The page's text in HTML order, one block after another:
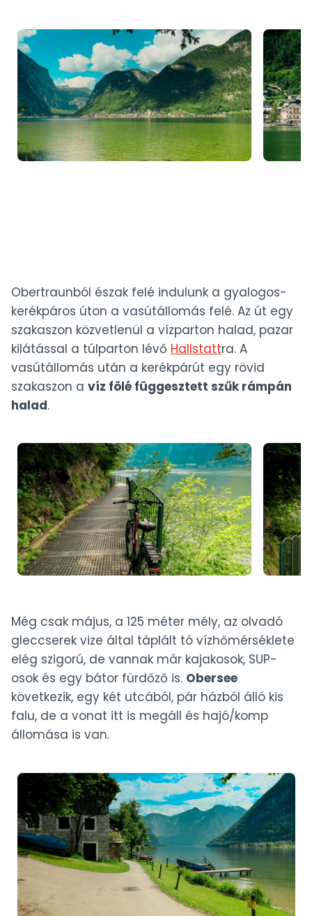
Obertraunból észak felé indulunk a gyalogos-
kerékpáros úton a vasútállomás felé. Az út egy
szakaszon közvetlenül a vízparton halad, pazar
kilátással a túlparton lévő Hallstattra. A
vasútállomás után a kerékpárút egy rövid
szakaszon a víz fölé függesztett szűk rámpán
halad.
Még csak május, a 125 méter mély, az olvadó
gleccserek vize által táplált tó vízhőmérséklete
elég szigorú, de vannak már kajakosok, SUP-
osok és egy bátor fürdőző is. Obersee
következik, egy két utcából, pár házból álló kis
falu, de a vonat itt is megáll és hajó/komp
állomása is van.